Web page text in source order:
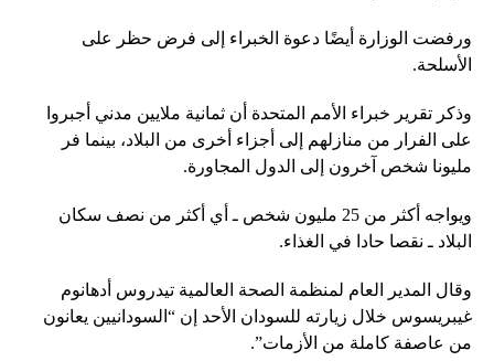
ورفضت الوزارة أيضًا دعوة الخبراء إلى فرض حظر على
الأسلحة.
وذكر تقرير خبراء الأمم المتحدة أن ثمانية ملايين مدني أجبروا
على الفرار من منازلهم إلى أجزاء أخرى من البلاد، بينما فر
مليونا شخص آخرون إلى الدول المجاورة.
ويواجه أكثر من 25 مليون شخص ـ أي أكثر من نصف سكان
البلاد ـ نقصا حادا في الغذاء.
وقال المدير العام لمنظمة الصحة العالمية تيدروس أدهانوم
غيبريسوس خلال زيارته للسودان الأحد إن “السودانيين يعانون
من عاصفة كاملة من الأزمات”.